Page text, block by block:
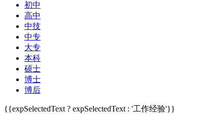
初中
高中
中技
中专
大专
本科
硕士
博士
博后
{{expSelectedText ? expSelectedText : '工作经验'}}